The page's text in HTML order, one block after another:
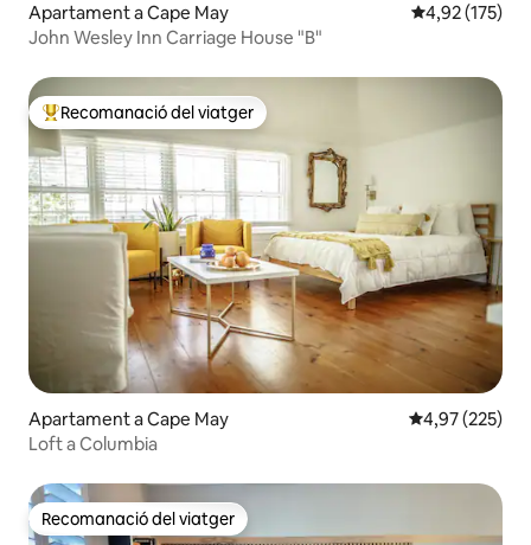
Apartament a Cape May 4,92 de
4,92 (175)
John Wesley Inn Carriage House "B"
Principals recomanacions dels viatgers
Recomanació del viatger
Apartament a Cape May 4,97 de
4,97 (225)
Loft a Columbia
Recomanació del viatger
Recomanació del viatger